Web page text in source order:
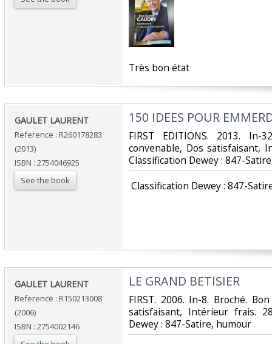
‎Très bon état‎
‎GAULET LAURENT‎
Reference : R260178283
(2013)
ISBN : 2754046925
See the book
‎150 IDEES POUR
‎FIRST EDITIONS. 2013. In-
convenable, Dos satisfaisant,
Classification Dewey : 847-
Classification Dewey : 847-
‎GAULET LAURENT‎
Reference : R150213008
(2006)
ISBN : 2754002146
‎LE GRAND BETISIER‎
‎FIRST. 2006. In-8. Broché.
satisfaisant, Intérieur frais.
Dewey : 847-Satire, humour‎